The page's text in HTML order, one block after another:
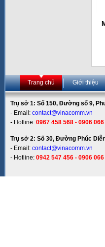
Trang chủ Giới thiệu
Trụ sở 1: Số 150, Đường số 9,
- Email: contact@vinacomm.vn
- Hotline: 0967 458 568 - 0906
Trụ sở 2: Số 30, Đường Phúc
- Email: contact@vinacomm.vn
- Hotline: 0942 547 456 - 0906